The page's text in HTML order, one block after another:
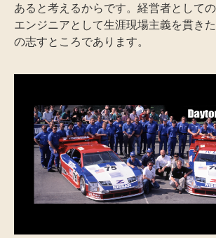
あると考えるからです。経営者として
エンジニアとして生涯現場主義を貫き
の志すところであります。